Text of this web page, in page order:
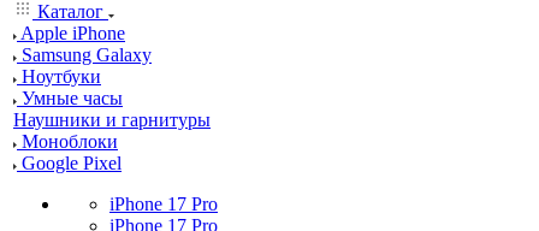
Каталог
Apple iPhone
Samsung Galaxy
Ноутбуки
Умные часы
Наушники и гарнитуры
Моноблоки
Google Pixel
iPhone 17 Pro
iPhone 17 Pro